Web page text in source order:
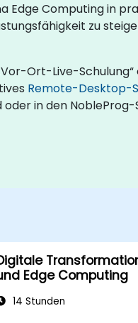
Edge Computing in
zu
Ort-Live-
Remote-Desktop-
in den
Edge Computing
14 Stunden